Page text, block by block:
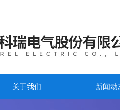
关于我们 新闻动